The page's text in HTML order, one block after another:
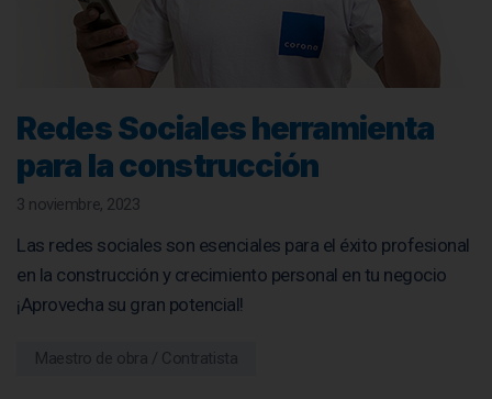
Redes Sociales herramienta
para la construcción
3 noviembre, 2023
Las redes sociales son esenciales para el éxito profesional
en la construcción y crecimiento personal en tu negocio
¡Aprovecha su gran potencial!
Maestro de obra / Contratista